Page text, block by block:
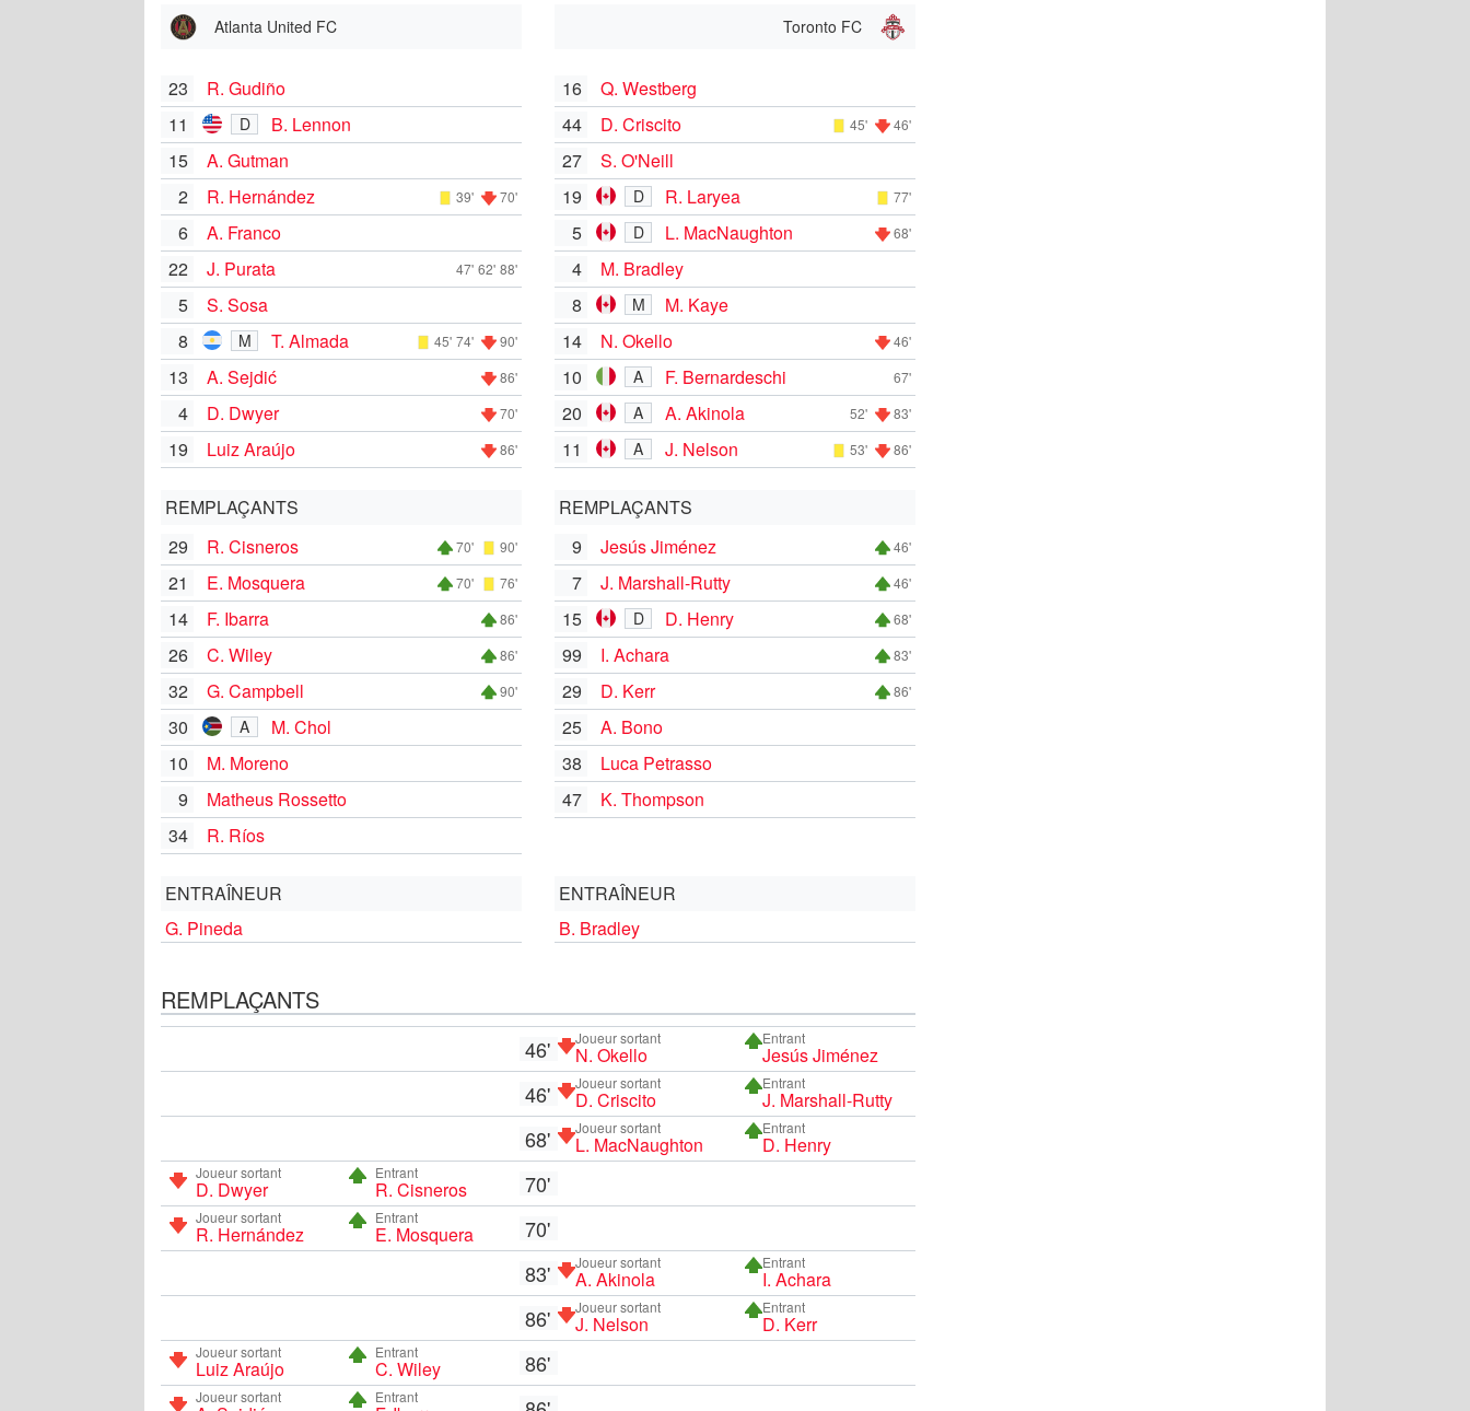
Atlanta United FC
23
R. Gudiño
11
D
B. Lennon
15
A. Gutman
2
R. Hernández 39' 70'
6
A. Franco
22
J. Purata 47' 62' 88'
5
S. Sosa
8
M T. Almada 45' 74' 90'
13 A. Sejdić 86'
4 D. Dwyer 70'
19 Luiz Araújo 86'
REMPLAÇANTS
29
R. Cisneros 70' 90'
21 E. Mosquera 70' 76'
14 F. Ibarra 86'
26 C. Wiley 86'
32 G. Campbell 90'
30 A
M. Chol
10
M. Moreno
9
Matheus Rossetto
34
R. Ríos
ENTRAÎNEUR
G. Pineda
Toronto FC
16
Q. Westberg
44
D. Criscito 45' 46'
27
S. O'Neill
19
D R. Laryea 77'
5 D L. MacNaughton 68'
4
M. Bradley
8
M
M. Kaye
14
N. Okello 46'
10 A F. Bernardeschi 67'
20 A A. Akinola 52' 83'
11 A J. Nelson 53' 86'
REMPLAÇANTS
9
Jesús Jiménez 46'
7 J. Marshall-Rutty 46'
15 D D. Henry 68'
99 I. Achara 83'
29 D. Kerr 86'
25
A. Bono
38
Luca Petrasso
47
K. Thompson
ENTRAÎNEUR
B. Bradley
REMPLAÇANTS
46' Joueur sortant
N. Okello
Entrant
Jesús Jiménez
46' Joueur sortant
D. Criscito
Entrant
J. Marshall-Rutty
68' Joueur sortant
L. MacNaughton
Entrant
D. Henry
Joueur sortant
D. Dwyer
Entrant
R. Cisneros 70'
Joueur sortant
R. Hernández
Entrant
E. Mosquera
70'
83'
Joueur sortant
A. Akinola
Entrant
I. Achara
86' Joueur sortant
J. Nelson
Entrant
D. Kerr
Joueur sortant
Luiz Araújo
Entrant
C. Wiley 86'
Joueur sortant Entrant